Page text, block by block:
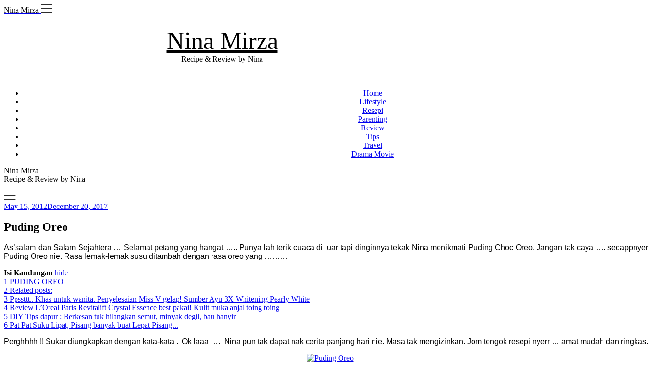
Skip
to
Nina Mirza
Nina Mirza
Recipe & Review by Nina
Home
Lifestyle
Resepi
Parenting
Review
Tips
Travel
Drama Movie
Nina Mirza
Recipe & Review by Nina
May 15, 2012December 20, 2017
Puding Oreo
As’salam dan Salam Sejahtera … Selamat petang yang hangat ….. Punya lah terik cuaca di luar tapi dinginnya tekak Nina menikmati Puding Choc Oreo. Jangan tak caya …. sedappnyer
Puding Oreo nie. Rasa lemak-lemak susu ditambah dengan rasa oreo yang ………
Isi Kandungan hide
1 PUDING OREO
2 Related posts:
3 Ppssttt.. Khas untuk wanita. Penyelesaian Miss V gelap! Sumber Ayu 3X Whitening Pearly White
4 Review L’Oreal Paris Revitalift Crystal Essence best pakai! Kulit muka anjal toing toing
5 DIY Tips dapur : Berkesan tuk hilangkan semut, minyak degil, bau hanyir
6 Pat Pat Suku Lipat, Pisang banyak buat Lepat Pisang...
Perghhhh !! Sukar diungkapkan dengan kata-kata .. Ok laaa …. Nina pun tak dapat nak cerita panjang hari nie. Masa tak mengizinkan. Jom tengok resepi nyerr … amat mudah dan ringkas.